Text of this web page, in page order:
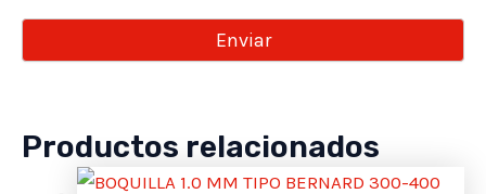
Productos relacionados